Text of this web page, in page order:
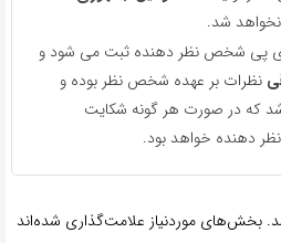
شد.
آی پی شخص نظر دهنده ثبت می شود و
نظرات بر عهده شخص نظر بوده و
که در صورت هر گونه شکایت
دهنده خواهد بود.
بخش‌های موردنیاز علامت‌گذاری شده‌اند